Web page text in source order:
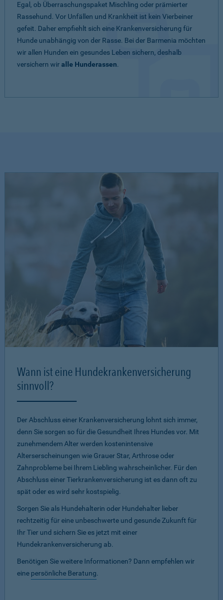
Egal, ob Überraschungspaket Mischling oder prämierter
Rassehund. Vor Unfällen und Krankheit ist kein Vierbeiner
gefeit. Daher empfiehlt sich eine Krankenversicherung für
Hunde unabhängig von der Rasse. Bei der Barmenia möchten
wir allen Hunden ein gesundes Leben sichern, deshalb
versichern wiralle Hunderassen.
Wann ist eine Hundekrankenversicherung
sinnvoll?
Der Abschluss einer Krankenversicherung lohnt sich immer,
denn Sie sorgen so für die Gesundheit Ihres Hundes vor. Mit
zunehmendem Alter werden kostenintensive
Alterserscheinungen wie Grauer Star, Arthrose oder
Zahnprobleme bei Ihrem Liebling wahrscheinlicher. Für den
Abschluss einer Tierkrankenversicherung ist es dann oft zu
spät oder es wird sehr kostspielig.
Sorgen Sie als Hundehalterin oder Hundehalter lieber
rechtzeitig für eine unbeschwerte und gesunde Zukunft für
Ihr Tier und sichern Sie es jetzt mit einer
Hundekrankenversicherung ab.
Benötigen Sie weitere Informationen? Dann empfehlen wir
eine persönliche Beratung.